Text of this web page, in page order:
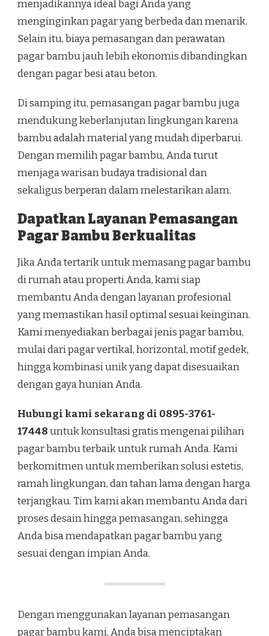
menjadikannya ideal bagi Anda yang
menginginkan pagar yang berbeda dan menarik.
Selain itu, biaya pemasangan dan perawatan
pagar bambu jauh lebih ekonomis dibandingkan
dengan pagar besi atau beton.
Di samping itu, pemasangan pagar bambu juga
mendukung keberlanjutan lingkungan karena
bambu adalah material yang mudah diperbarui.
Dengan memilih pagar bambu, Anda turut
menjaga warisan budaya tradisional dan
sekaligus berperan dalam melestarikan alam.
Dapatkan Layanan Pemasangan
Pagar Bambu Berkualitas
Jika Anda tertarik untuk memasang pagar bambu
di rumah atau properti Anda, kami siap
membantu Anda dengan layanan profesional
yang memastikan hasil optimal sesuai keinginan.
Kami menyediakan berbagai jenis pagar bambu,
mulai dari pagar vertikal, horizontal, motif gedek,
hingga kombinasi unik yang dapat disesuaikan
dengan gaya hunian Anda.
Hubungi kami sekarang di 0895-3761-
17448untuk konsultasi gratis mengenai pilihan
pagar bambu terbaik untuk rumah Anda. Kami
berkomitmen untuk memberikan solusi estetis,
ramah lingkungan, dan tahan lama dengan harga
terjangkau. Tim kami akan membantu Anda dari
proses desain hingga pemasangan, sehingga
Anda bisa mendapatkan pagar bambu yang
sesuai dengan impian Anda.
Dengan menggunakan layanan pemasangan
pagar bambu kami, Anda bisa menciptakan